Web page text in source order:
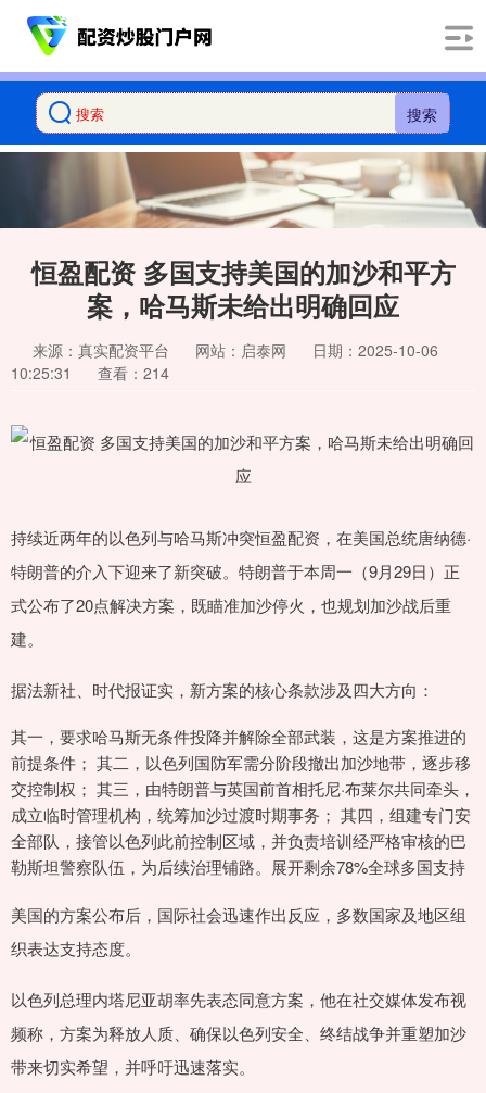
搜索
恒盈配资 多国支持美国的加沙和平方
案，哈马斯未给出明确回应
来源：真实配资平台 网站：启泰网
日期：2025-10-06
10:25:31
查看：214
持续近两年的以色列与哈马斯冲突恒盈配资，在美国总统唐纳德·
特朗普的介入下迎来了新突破。特朗普于本周一（9月29日）正
式公布了20点解决方案，既瞄准加沙停火，也规划加沙战后重
建。
据法新社、时代报证实，新方案的核心条款涉及四大方向：
其一，要求哈马斯无条件投降并解除全部武装，这是方案推进的
前提条件； 其二，以色列国防军需分阶段撤出加沙地带，逐步移
交控制权； 其三，由特朗普与英国前首相托尼·布莱尔共同牵头，
成立临时管理机构，统筹加沙过渡时期事务； 其四，组建专门安
全部队，接管以色列此前控制区域，并负责培训经严格审核的巴
勒斯坦警察队伍，为后续治理铺路。展开剩余78%全球多国支持
美国的方案公布后，国际社会迅速作出反应，多数国家及地区组
织表达支持态度。
以色列总理内塔尼亚胡率先表态同意方案，他在社交媒体发布视
频称，方案为释放人质、确保以色列安全、终结战争并重塑加沙
带来切实希望，并呼吁迅速落实。